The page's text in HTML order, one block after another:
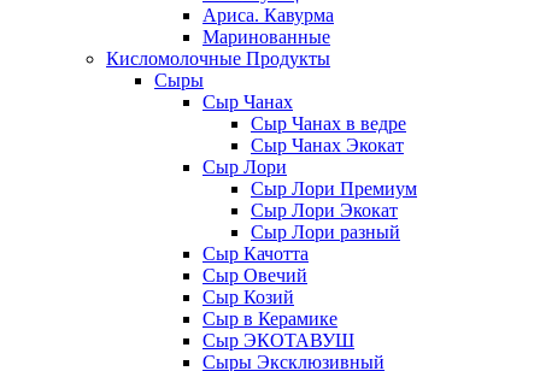
Ариса. Кавурма
Маринованные
Кисломолочные Продукты
Сыры
Сыр Чанах
Сыр Чанах в ведре
Сыр Чанах Экокат
Сыр Лори
Сыр Лори Премиум
Сыр Лори Экокат
Сыр Лори разный
Сыр Качотта
Сыр Овечий
Сыр Козий
Сыр в Керамике
Сыр ЭКОТАВУШ
Сыры Эксклюзивный